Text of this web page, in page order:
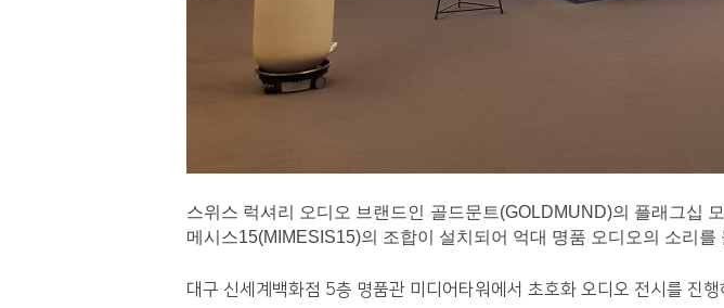
스위스 럭셔리 오디오 브랜드인 골드문트(GOLDMUND)의 플래그십
메시스15(MIMESIS15)의 조합이 설치되어 억대 명품 오디오의 소리를
대구 신세계백화점 5층 명품관 미디어타워에서 초호화 오디오 전시를 진행